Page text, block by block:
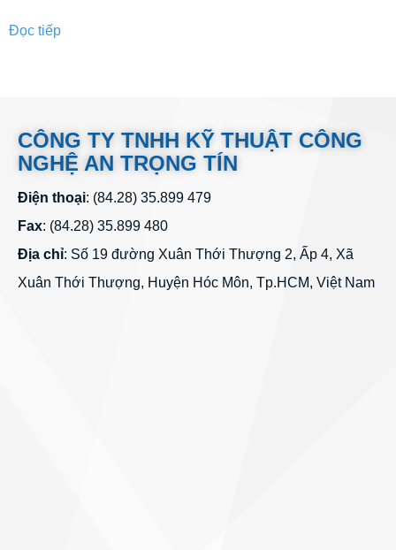
Đọc tiếp
CÔNG TY TNHH KỸ THUẬT CÔNG
NGHỆ AN TRỌNG TÍN
Điện thoại: (84.28) 35.899 479
Fax: (84.28) 35.899 480
Địa chỉ: Số 19 đường Xuân Thới Thượng 2, Ấp 4, Xã
Xuân Thới Thượng, Huyện Hóc Môn, Tp.HCM, Việt Nam